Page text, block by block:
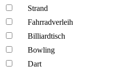
Strand
Fahrrad­verleih
Billiardtisch
Bowling
Dart